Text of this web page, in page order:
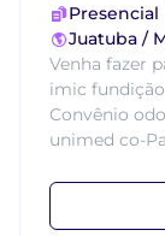
Presencial
Juatuba /
Venha fazer
imic
Convênio
unimed co-